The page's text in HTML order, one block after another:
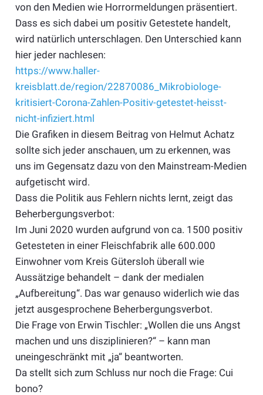
von den Medien wie Horrormeldungen präsentiert.
Dass es sich dabei um positiv Getestete handelt,
wird natürlich unterschlagen. Den Unterschied kann
hier jeder nachlesen:
https://www.haller-
kreisblatt.de/region/22870086_Mikrobiologe-
kritisiert-Corona-Zahlen-Positiv-getestet-heisst-
nicht-infiziert.html
Die Grafiken in diesem Beitrag von Helmut Achatz
sollte sich jeder anschauen, um zu erkennen, was
uns im Gegensatz dazu von den Mainstream-Medien
aufgetischt wird.
Dass die Politik aus Fehlern nichts lernt, zeigt das
Beherbergungsverbot:
Im Juni 2020 wurden aufgrund von ca. 1500 positiv
Getesteten in einer Fleischfabrik alle 600.000
Einwohner vom Kreis Gütersloh überall wie
Aussätzige behandelt – dank der medialen
„Aufbereitung“. Das war genauso widerlich wie das
jetzt ausgesprochene Beherbergungsverbot.
Die Frage von Erwin Tischler: „Wollen die uns Angst
machen und uns disziplinieren?“ – kann man
uneingeschränkt mit „ja“ beantworten.
Da stellt sich zum Schluss nur noch die Frage: Cui
bono?